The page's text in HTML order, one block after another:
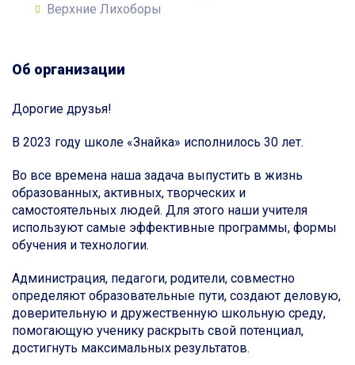
Верхние Лихоборы
Об организации
Дорогие друзья!
В 2023 году школе «Знайка» исполнилось 30 лет.
Во все времена наша задача выпустить в жизнь
образованных, активных, творческих и
самостоятельных людей. Для этого наши учителя
используют самые эффективные программы, формы
обучения и технологии.
Администрация, педагоги, родители, совместно
определяют образовательные пути, создают деловую,
доверительную и дружественную школьную среду,
помогающую ученику раскрыть свой потенциал,
достигнуть максимальных результатов.